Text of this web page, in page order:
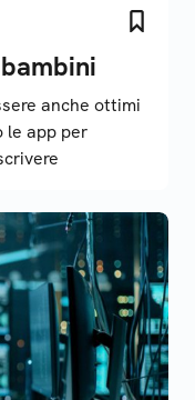
anche ottimi
le app per